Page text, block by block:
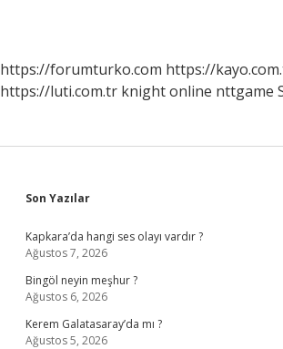
https://forumturko.com https://
https://luti.com.tr knight online nttgame
Sidebar
Son Yazılar
Kapkara’da hangi ses olayı vardır ?
Ağustos 7, 2026
Bingöl neyin meşhur ?
Ağustos 6, 2026
Kerem Galatasaray’da mı ?
Ağustos 5, 2026